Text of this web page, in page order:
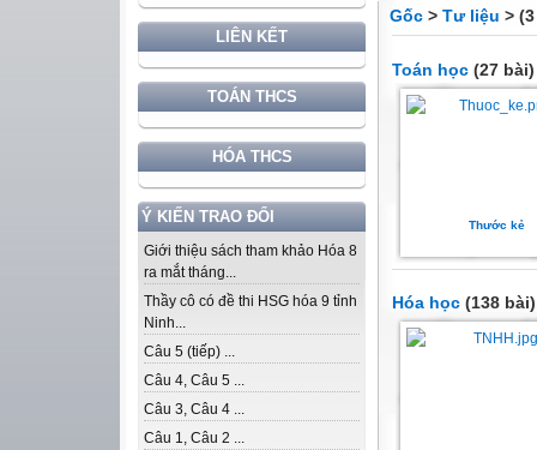
LIÊN KẾT
TOÁN THCS
HÓA THCS
Ý KIẾN TRAO ĐỔI
Giới thiệu sách tham khảo Hóa 8
ra mắt tháng...
Thầy cô có đề thi HSG hóa 9 tỉnh
Ninh...
Câu 5 (tiếp) ...
Câu 4, Câu 5 ...
Câu 3, Câu 4 ...
Câu 1, Câu 2 ...
Gốc > Tư liệu >
Toán học (27 bài)
Thước kẻ
Hóa học (138 bài)